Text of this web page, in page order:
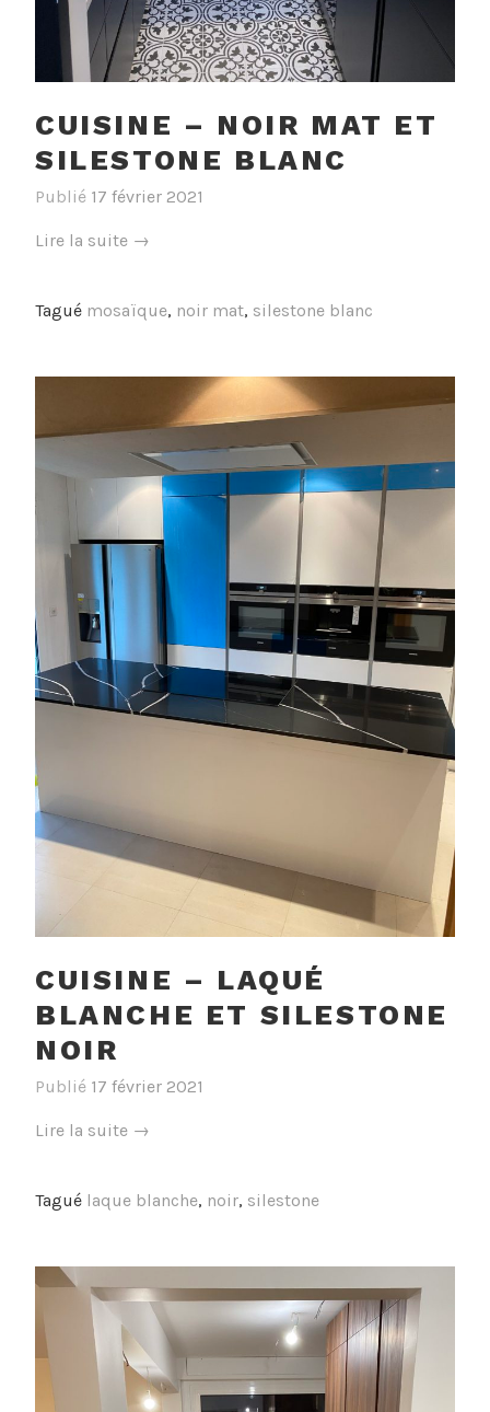
CUISINE – NOIR MAT ET
SILESTONE BLANC
Publié 17 février 2021
Lire la suite « Cuisine
mat
blanc »
→
Tagué mosaïque, noir mat, silestone blanc
CUISINE – LAQUÉ
BLANCHE ET SILESTONE
NOIR
Publié 17 février 2021
Lire la suite « Cuisine
blanche
noir »
→
Tagué laque blanche, noir, silestone